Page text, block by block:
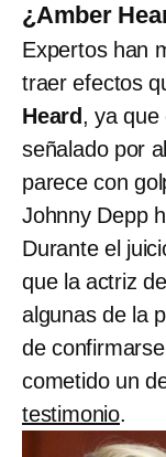
¿Amber
Expertos han
traer efectos
Heard, ya que
señalado por
parece con
Johnny Depp
Durante el
que la actriz
algunas de la
de
cometido un
testimonio.